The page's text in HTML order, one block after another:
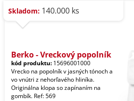
Skladom: 140.000 ks
Berko - Vreckový popolník
kód produktu: 15696001000
Vrecko na popolník v jasných tónoch a
vo vnútri z nehorľavého hliníka.
Originálna klopa so zapínaním na
gombík. Ref: 569